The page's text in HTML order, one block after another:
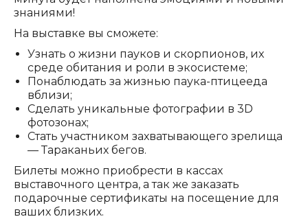
знаниями!
На выставке вы сможете:
Узнать о жизни пауков и скорпионов, их
среде обитания и роли в экосистеме;
Понаблюдать за жизнью паука-птицееда
вблизи;
Сделать уникальные фотографии в 3D
фотозонах;
Стать участником захватывающего зрелища
— Тараканьих бегов.
Билеты можно приобрести в кассах
выставочного центра, а так же заказать
подарочные сертификаты на посещение для
ваших близких.